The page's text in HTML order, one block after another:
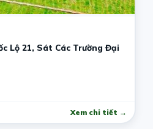
Lộ 21, Sát Các Trường Đại
Xem chi tiết →